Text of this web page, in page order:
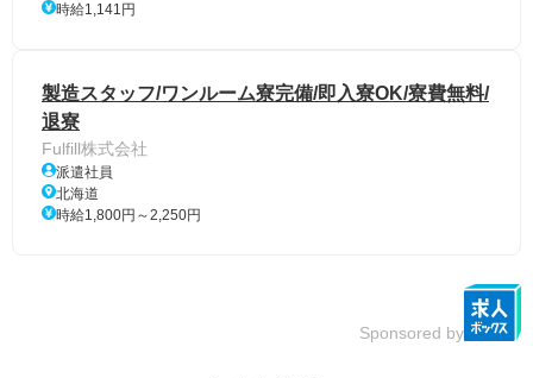
時給1,141円
製造スタッフ/ワンルーム寮完備/即入寮OK/寮費無料/
退寮
Fulfill株式会社
派遣社員
北海道
時給1,800円～2,250円
Sponsored by